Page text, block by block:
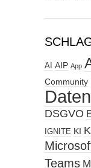
AI AIP App
Community
DSGVO
IGNITE KI
Teams